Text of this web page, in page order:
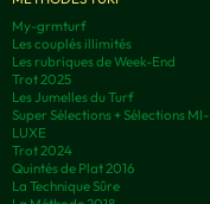
My-grmturf
Les couplés illimités
Les rubriques de Week-End
Trot 2025
Les Jumelles du Turf
Super Sélections + Sélections MI-
LUXE
Trot 2024
Quintés de Plat 2016
La Technique Sûre